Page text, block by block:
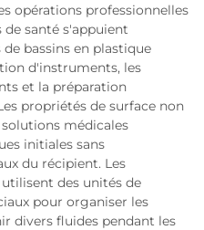
opérations professionnelles
de santé s'appuient
bassins en plastique
d'instruments, les
et la préparation
propriétés de surface non
médicales
initiales sans
du récipient. Les
des unités de
pour organiser les
divers fluides pendant les